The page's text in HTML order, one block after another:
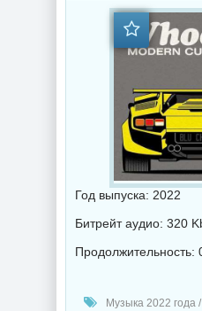
Год выпуска: 2022
Битрейт аудио: 320
Продолжительность:
Музыка 2022 года / Популярная